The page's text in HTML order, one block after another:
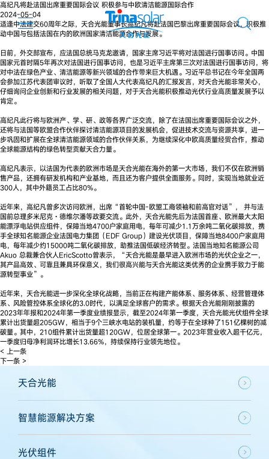
高纪凡将赴法国出席重要国际会议 积极参与中欧清洁能源国际合作
2024-05-04
适逢中法建交60周年之际，天合光能董事长高纪凡将赴法国巴黎出席重要国际会议，积极推
动中国与包括法国在内的欧洲国家清洁能源合作与发展。
日前，外交部宣布，应法国总统马克龙邀请，国家主席习近平将对法国进行国事访问。中国
国家元首时隔5年再次对法国进行国事访问，也是习近平主席第三次对法国进行国事访问，将
对中法在绿色产业、清洁能源等新兴领域的合作带来巨大机遇。习近平总书记在今年全国两
会参加江苏代表团审议时，听取了全国人大代表高纪凡的汇报发言，对天合光能非常关心，
仔细询问企业创新和行业发展的相关问题，对于天合光能积极推动光伏行业高质量发展予以
肯定。
高纪凡此行将与欧洲产、学、研、政等各界广泛交流，除了在法国出席重要国际会议之外，
还将与法国等欧盟合作伙伴探讨清洁能源项目的发展机会，促进技术交流与资源共享，进一
步巩固和扩展在全球清洁能源领域的合作伙伴关系，为继续深化中欧高质量经贸合作，推动
全球能源结构的绿色转型贡献天合力量。
高纪凡表示，以法国为代表的欧洲市场是天合光能在海外的第一大市场，我们不仅在欧洲销
售产品，还拥有研发机构和产业基地，而且还为客户提供全面服务。同时，实现当地就业近
300人，其中外籍员工占比80%。
近年来，高纪凡曾多次访问欧洲，出席“首轮中国-欧盟工商领袖和前高官对话”， 并与法
国前总理多米尼克·德维尔潘等政要交流。此外，天合光能先后为法国首座、欧洲最大太阳
能漂浮电站供应组件，保障当地4700户家庭用电，每年可减少1.1万余吨二氧化碳排放，携
手全球知名能源企业法国电力集团（EDF Group）建设光伏项目，保障当地8400户家庭用
电，每年减少约15000吨二氧化碳排放，助推法国低碳经济转型。法国当地知名能源公司
Akuo 总裁兼合伙人EricScotto曾表示，“天合光能是最早进入欧洲市场的光伏企业之一，
其产品高效、可靠且兼具环保意义，我们很高兴能与天合光能这类优秀的企业携手致力于能
源转型事业”。
近年来，天合光能进一步深化全球化战略，当前正在构建产能体系、服务体系、经营管理体
系、风险管控体系全球化的3.0时代，以满足全球客户的需求。根据天合光能刚刚披露的
2023年年报和2024年第一季度业绩报显示，截至2024年第一季度，天合光能光伏组件全球
累计出货量超205GW，相当于9个三峡水电站的装机量，约等于在全球种了151亿棵树的减
碳量。其中，210组件累计出货量超120GW，位居全球第一。2023年营业收入超千亿元，
一季度归母净利润环比增长13.66%，持续保持行业领先地位。
< 上一条
下一条 >
天合光能
智慧能源解决方案
光伏组件